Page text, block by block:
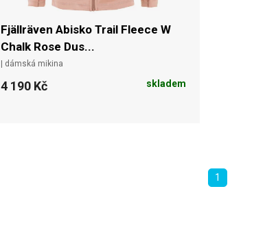
Fjällräven Abisko Trail Fleece W
Chalk Rose Dus...
| dámská mikina
4 190 Kč skladem
1